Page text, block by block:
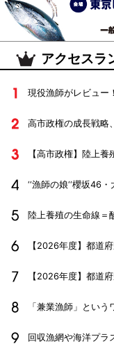
アクセスラ
現役漁師がレビュー
高市政権の成長戦略
【高市政権】陸上
‘‘漁師の娘‘‘櫻坂46
陸上養殖の生命線＝
【2026年度】都道
【2026年度】都道
「兼業漁師」とい
回収漁網や海洋プラ